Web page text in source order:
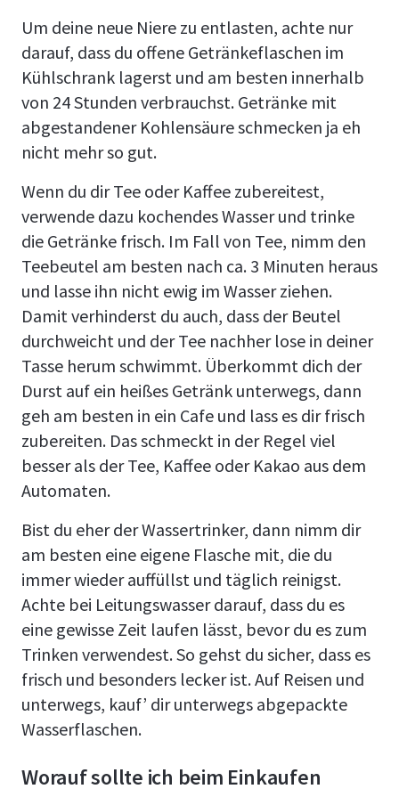
Um deine neue Niere zu entlasten, achte nur
darauf, dass du offene Getränkeflaschen im
Kühlschrank lagerst und am besten innerhalb
von 24 Stunden verbrauchst. Getränke mit
abgestandener Kohlensäure schmecken ja eh
nicht mehr so gut.
Wenn du dir Tee oder Kaffee zubereitest,
verwende dazu kochendes Wasser und trinke
die Getränke frisch. Im Fall von Tee, nimm den
Teebeutel am besten nach ca. 3 Minuten heraus
und lasse ihn nicht ewig im Wasser ziehen.
Damit verhinderst du auch, dass der Beutel
durchweicht und der Tee nachher lose in deiner
Tasse herum schwimmt. Überkommt dich der
Durst auf ein heißes Getränk unterwegs, dann
geh am besten in ein Cafe und lass es dir frisch
zubereiten. Das schmeckt in der Regel viel
besser als der Tee, Kaffee oder Kakao aus dem
Automaten.
Bist du eher der Wassertrinker, dann nimm dir
am besten eine eigene Flasche mit, die du
immer wieder auffüllst und täglich reinigst.
Achte bei Leitungswasser darauf, dass du es
eine gewisse Zeit laufen lässt, bevor du es zum
Trinken verwendest. So gehst du sicher, dass es
frisch und besonders lecker ist. Auf Reisen und
unterwegs, kauf’ dir unterwegs abgepackte
Wasserflaschen.
Worauf sollte ich beim Einkaufen